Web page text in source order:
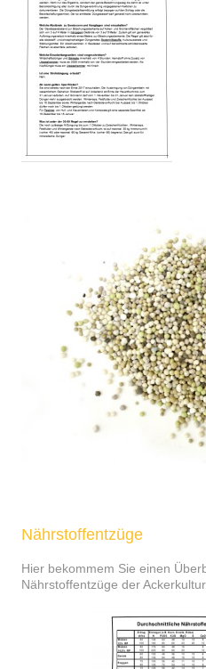
Nährstoffentzüge
Hier bekommem Sie einen
Nährstoffentzüge der